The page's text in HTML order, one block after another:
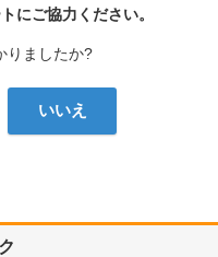
にご協力ください。
りましたか?
いいえ